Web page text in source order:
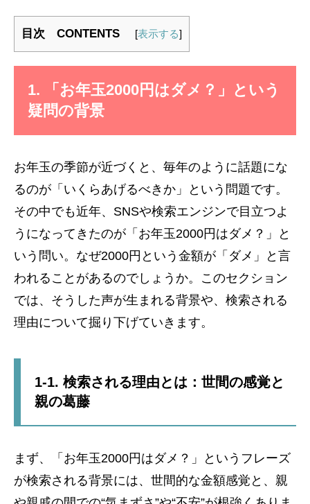
目次 CONTENTS [表示する]
1. 「お年玉2000円はダメ？」という
疑問の背景
お年玉の季節が近づくと、毎年のように話題にな
るのが「いくらあげるべきか」という問題です。
その中でも近年、SNSや検索エンジンで目立つよ
うになってきたのが「お年玉2000円はダメ？」と
いう問い。なぜ2000円という金額が「ダメ」と言
われることがあるのでしょうか。このセクション
では、そうした声が生まれる背景や、検索される
理由について掘り下げていきます。
1-1. 検索される理由とは：世間の感覚と
親の葛藤
まず、「お年玉2000円はダメ？」というフレーズ
が検索される背景には、世間的な金額感覚と、親